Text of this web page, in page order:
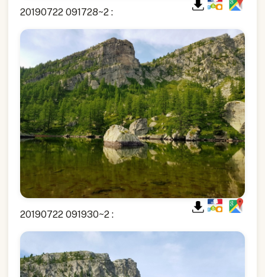
20190722 091728~2 :
20190722 091930~2 :